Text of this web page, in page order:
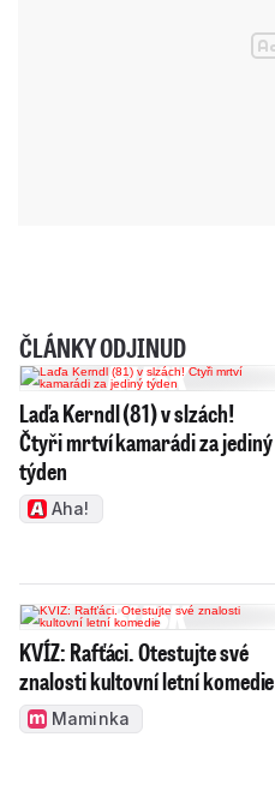
ČLÁNKY ODJINUD
Laďa Kerndl (81) v slzách!
Čtyři mrtví kamarádi za jediný
týden
Aha!
KVÍZ: Rafťáci. Otestujte své
znalosti kultovní letní komedie
Maminka